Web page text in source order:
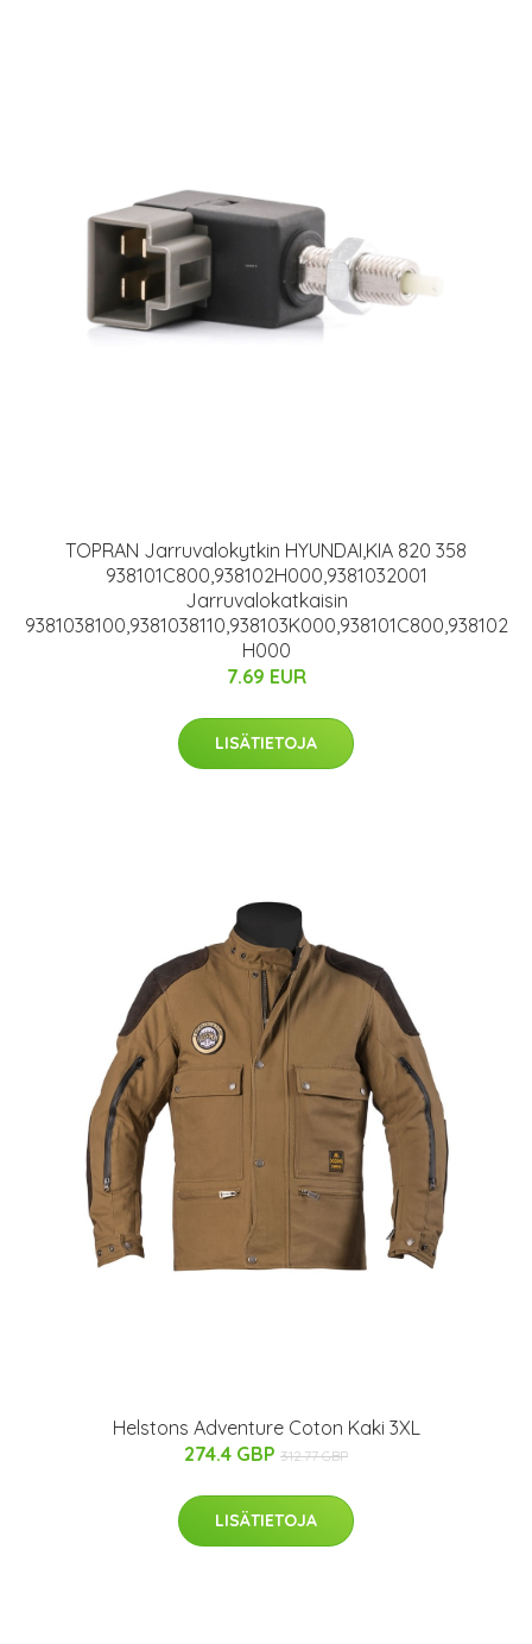
TOPRAN Jarruvalokytkin HYUNDAI,KIA 820 358
938101C800,938102H000,9381032001
Jarruvalokatkaisin
9381038100,9381038110,938103K000,938101C800,938102
H000
7.69 EUR
LISÄTIETOJA
Helstons Adventure Coton Kaki 3XL
274.4 GBP 312.77 GBP
LISÄTIETOJA